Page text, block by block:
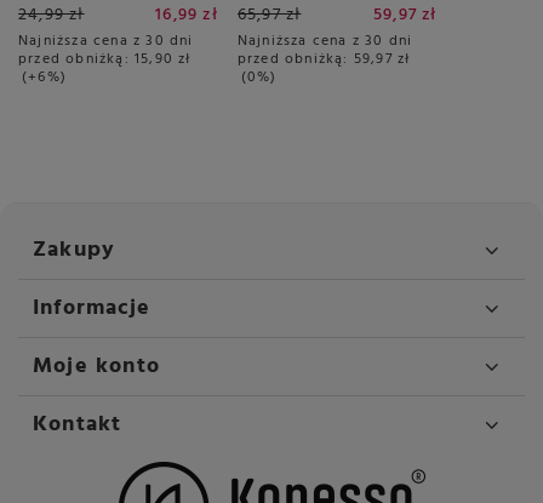
24,99 zł 16,99 zł
Najniższa cena z 30 dni
przed obniżką: 15,90 zł
+6%
3x16 sztuk
65,97 zł 59,97 zł
Najniższa cena z 30 dni
przed obniżką: 59,97 zł
0%
Zakupy
Informacje
Moje konto
Kontakt